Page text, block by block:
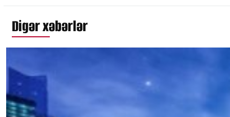
Digər xəbərlər